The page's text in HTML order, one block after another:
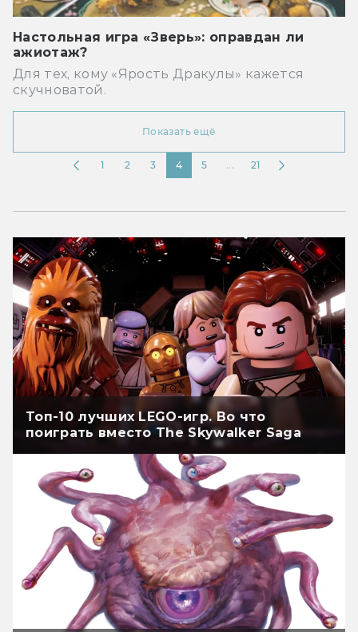
Настольная игра «Зверь»: оправдан ли
ажиотаж?
Для тех, кому «Ярость Дракулы» кажется
скучноватой.
Показать ещё
1 2 3 4 5 21
...
Топ-10 лучших LEGO-игр. Во что
поиграть вместо The Skywalker Saga